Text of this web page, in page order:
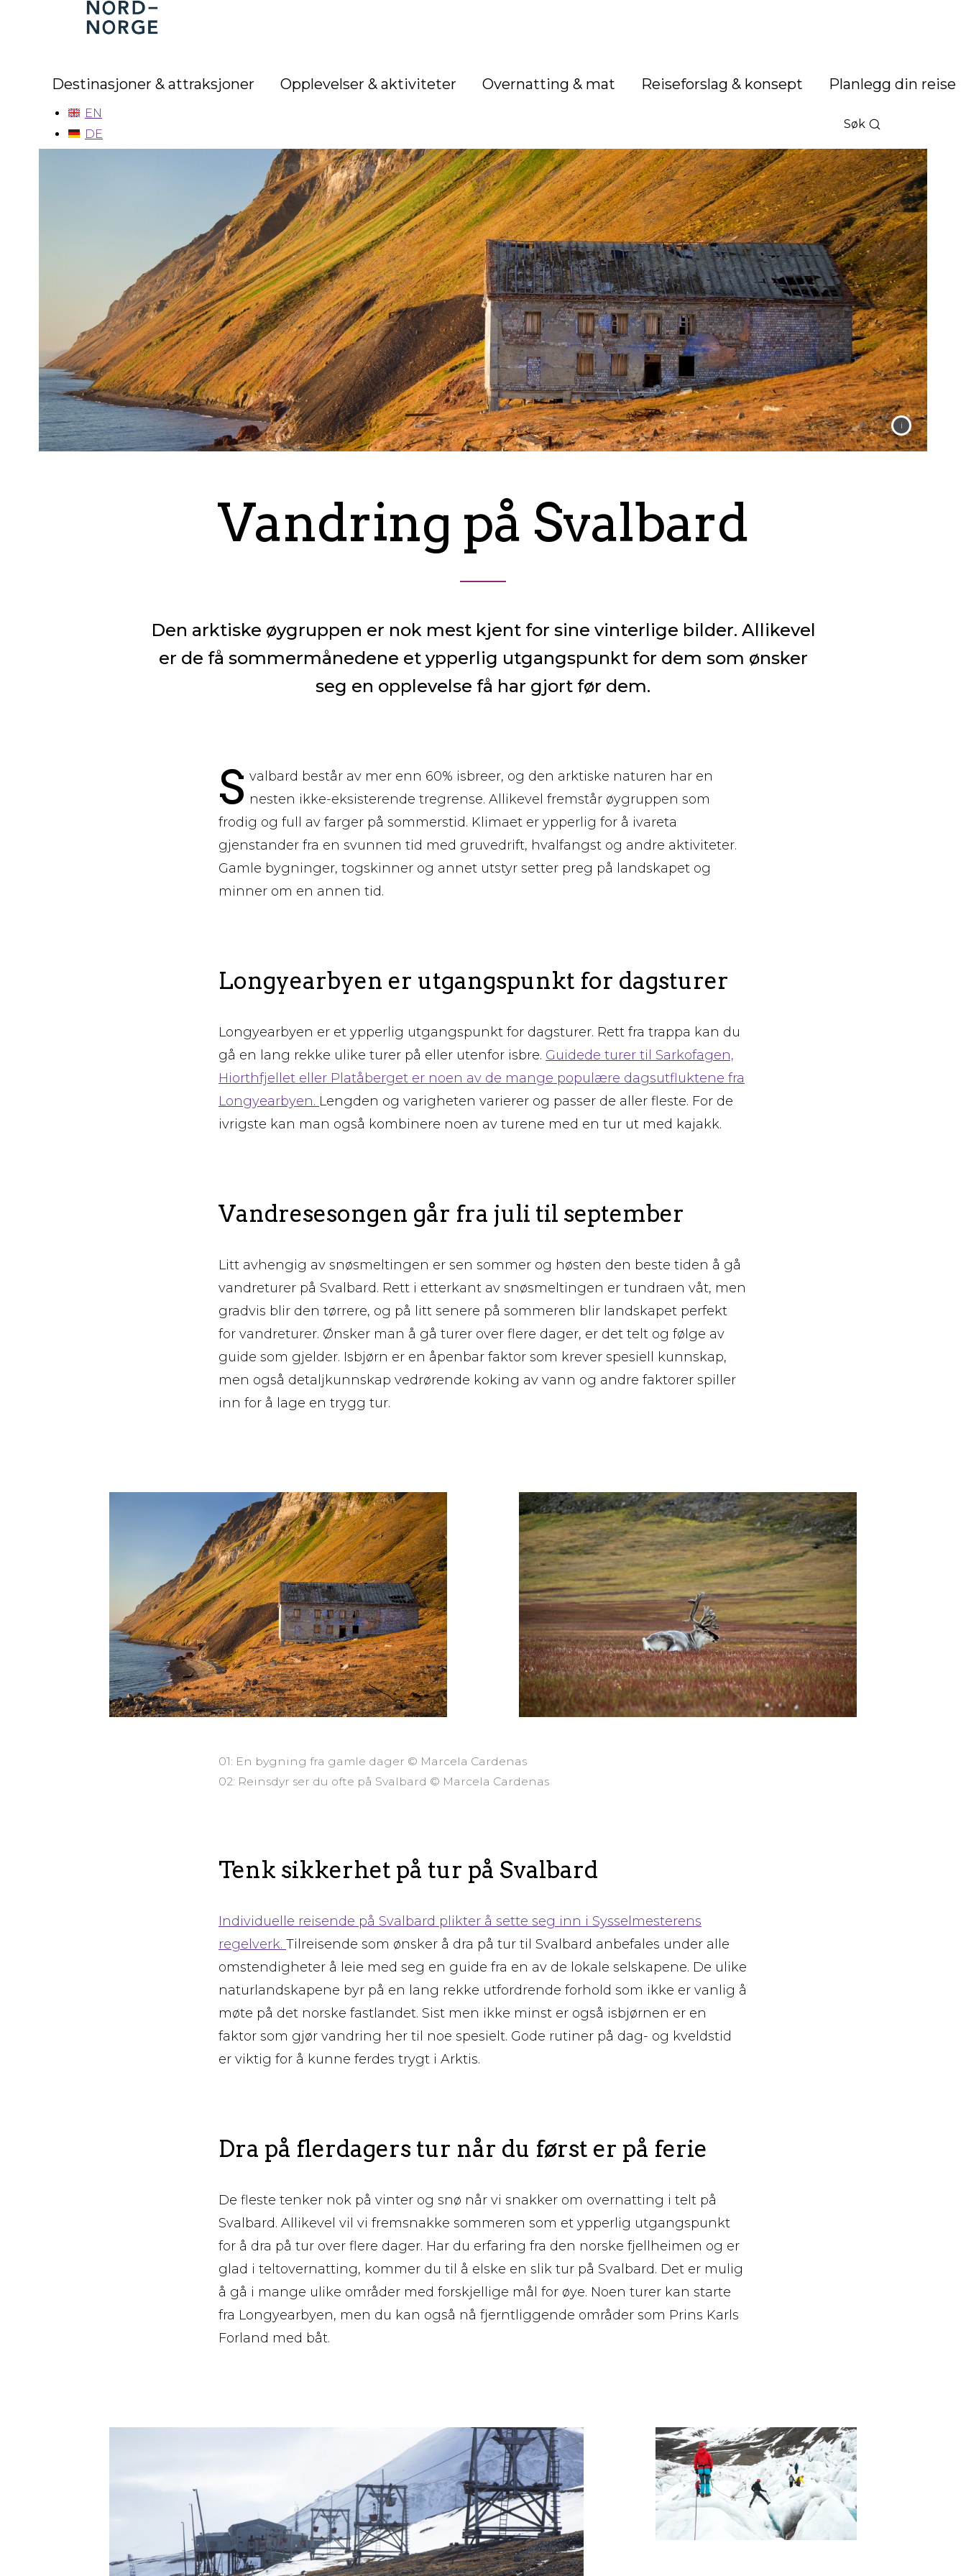
Nord-
Norge
Destinasjoner & attraksjoner Opplevelser & aktiviteter Overnatting & mat Reiseforslag & konsept Planlegg din reise
Søk
EN
DE
Vandring på Svalbard
Den arktiske øygruppen er nok mest kjent for sine vinterlige bilder. Allikevel
er de få sommermånedene et ypperlig utgangspunkt for dem som ønsker
seg en opplevelse få har gjort før dem.
S valbard består av mer enn 60% isbreer, og den arktiske naturen har en
nesten ikke-eksisterende tregrense. Allikevel fremstår øygruppen som
frodig og full av farger på sommerstid. Klimaet er ypperlig for å ivareta
gjenstander fra en svunnen tid med gruvedrift, hvalfangst og andre aktiviteter.
Gamle bygninger, togskinner og annet utstyr setter preg på landskapet og
minner om en annen tid.
Longyearbyen er utgangspunkt for dagsturer
Longyearbyen er et ypperlig utgangspunkt for dagsturer. Rett fra trappa kan du
gå en lang rekke ulike turer på eller utenfor isbre. Guidede turer til Sarkofagen,
Hiorthfjellet eller Platåberget er noen av de mange populære dagsutfluktene fra
Longyearbyen. Lengden og varigheten varierer og passer de aller fleste. For de
ivrigste kan man også kombinere noen av turene med en tur ut med kajakk.
Vandresesongen går fra juli til september
Litt avhengig av snøsmeltingen er sen sommer og høsten den beste tiden å gå
vandreturer på Svalbard. Rett i etterkant av snøsmeltingen er tundraen våt, men
gradvis blir den tørrere, og på litt senere på sommeren blir landskapet perfekt
for vandreturer. Ønsker man å gå turer over flere dager, er det telt og følge av
guide som gjelder. Isbjørn er en åpenbar faktor som krever spesiell kunnskap,
men også detaljkunnskap vedrørende koking av vann og andre faktorer spiller
inn for å lage en trygg tur.
01: En bygning fra gamle dager © Marcela Cardenas
02: Reinsdyr ser du ofte på Svalbard © Marcela Cardenas
Tenk sikkerhet på tur på Svalbard
Individuelle reisende på Svalbard plikter å sette seg inn i Sysselmesterens
regelverk. Tilreisende som ønsker å dra på tur til Svalbard anbefales under alle
omstendigheter å leie med seg en guide fra en av de lokale selskapene. De ulike
naturlandskapene byr på en lang rekke utfordrende forhold som ikke er vanlig å
møte på det norske fastlandet. Sist men ikke minst er også isbjørnen er en
faktor som gjør vandring her til noe spesielt. Gode rutiner på dag- og kveldstid
er viktig for å kunne ferdes trygt i Arktis.
Dra på flerdagers tur når du først er på ferie
De fleste tenker nok på vinter og snø når vi snakker om overnatting i telt på
Svalbard. Allikevel vil vi fremsnakke sommeren som et ypperlig utgangspunkt
for å dra på tur over flere dager. Har du erfaring fra den norske fjellheimen og er
glad i teltovernatting, kommer du til å elske en slik tur på Svalbard. Det er mulig
å gå i mange ulike områder med forskjellige mål for øye. Noen turer kan starte
fra Longyearbyen, men du kan også nå fjerntliggende områder som Prins Karls
Forland med båt.